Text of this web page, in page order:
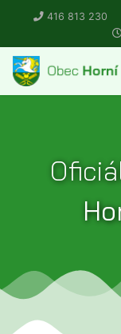
416 813 230